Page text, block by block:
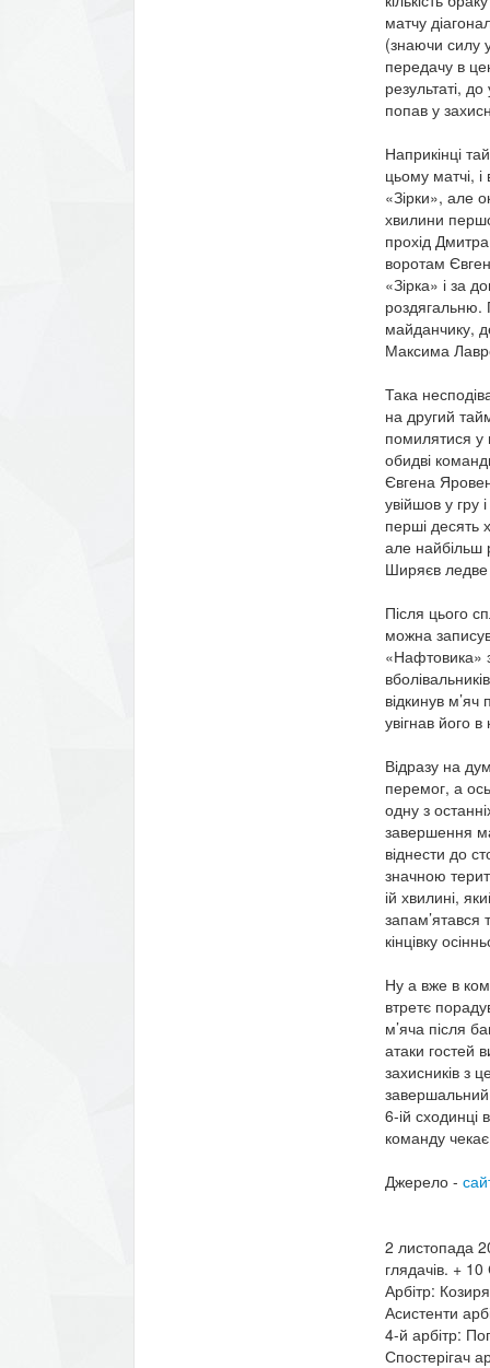
матчу
(знаючи силу
передачу в
результаті,
попав у
Наприкінці
цьому матчі,
«Зірки», але
хвилини
прохід
воротам
«Зірка» і за
роздягальню.
майданчику,
Максима
Така
на другий
помилятися у
обидві
Євгена
увійшов у гру
перші десять
але найбільш
Ширяєв ледве
Після цього
можна
«Нафтовика»
відкинув
увігнав його в
Відразу на
перемог, а
одну з
завершення
віднести до
значною
ій хвилині,
кінцівку
Ну а вже в
втретє
м’яча після
атаки гостей
захисників з
6-ій сходинці
команду
Джерело -
2 листопада
глядачів. +
Арбітр:
Асистенти
4-й арбітр:
Спостерігач